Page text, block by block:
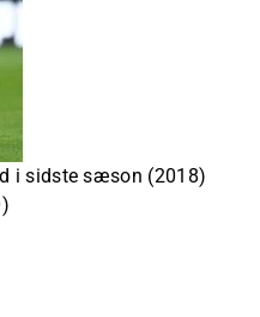
i sidste sæson (2018)